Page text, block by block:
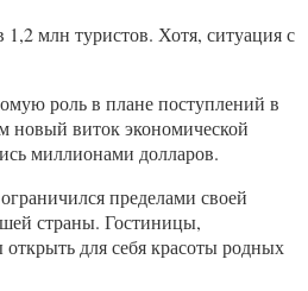
млн туристов. Хотя, ситуация с
роль в плане поступлений в
новый виток экономической
миллионами долларов.
пределами своей
страны. Гостиницы,
для себя красоты родных